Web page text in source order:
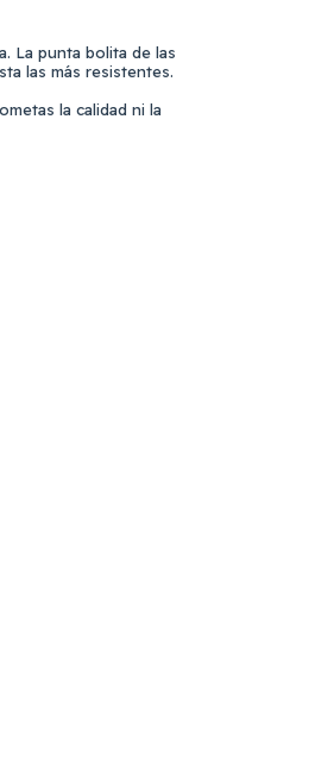
La punta bolita de las
las más resistentes.
la calidad ni la